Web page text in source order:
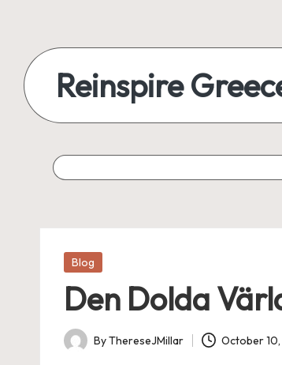
Reinspire
Posted
Blog
Den Dolda
Posted
ByThereseJMillar October